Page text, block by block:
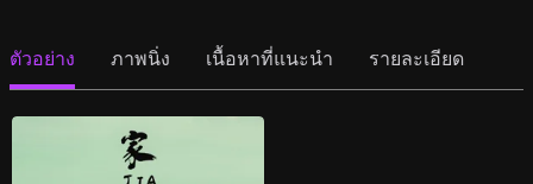
ตัวอย่าง ภาพนิ่ง เนื้อหาที่แนะนำ รายละเอียด